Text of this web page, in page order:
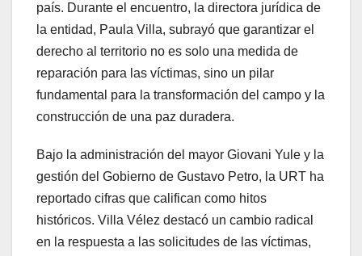
país. Durante el encuentro, la directora jurídica de
la entidad, Paula Villa, subrayó que garantizar el
derecho al territorio no es solo una medida de
reparación para las víctimas, sino un pilar
fundamental para la transformación del campo y la
construcción de una paz duradera.
Bajo la administración del mayor Giovani Yule y la
gestión del Gobierno de Gustavo Petro, la URT ha
reportado cifras que califican como hitos
históricos. Villa Vélez destacó un cambio radical
en la respuesta a las solicitudes de las víctimas,